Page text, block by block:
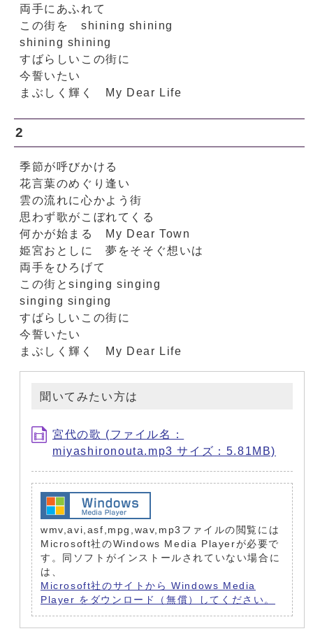
両手にあふれて
この街を shining shining
shining shining
すばらしいこの街に
今誓いたい
まぶしく輝く My Dear Life
2
季節が呼びかける
花言葉のめぐり逢い
雲の流れに心かよう街
思わず歌がこぼれてくる
何かが始まる My Dear Town
姫宮おとしに 夢をそそぐ想いは
両手をひろげて
この街とsinging singing
singing singing
すばらしいこの街に
今誓いたい
まぶしく輝く My Dear Life
聞いてみたい方は
宮代の歌 (ファイル名：
miyashironouta.mp3 サイズ：5.81MB)
wmv,avi,asf,mpg,wav,mp3ファイルの閲覧には
Microsoft社のWindows Media Playerが必要で
す。同ソフトがインストールされていない場合に
は、
Microsoft社のサイトから Windows Media
Player をダウンロード（無償）してください。